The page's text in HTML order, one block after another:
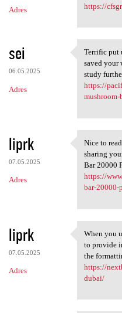
Adres
https://
sei
06.05.2025
Adres
Terrific
Terrific put
saved your
study
https://
mushroom-
liprk
07.05.2025
Adres
Nice to
Nice to
sharing
Bar 20000
https://
bar-20000-
liprk
07.05.2025
Adres
When
When you
to provide
the
https://
dubai/